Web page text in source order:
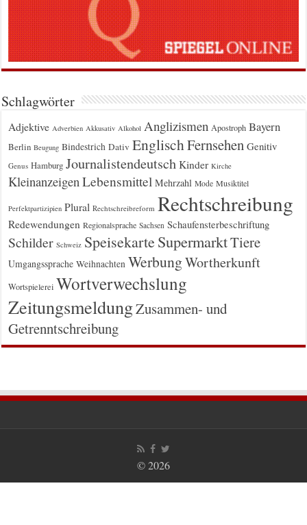
Schlagwörter
Adjektive Adverbien Akkusativ Alkohol Anglizismen Apostroph Bayern
Berlin Beugung Bindestrich Dativ EnglischFernsehen Genitiv
Genus Hamburg Journalistendeutsch Kinder Kirche
Kleinanzeigen Lebensmittel Mehrzahl Mode Musiktitel
Perfektpartizipien Plural Rechtschreibreform Rechtschreibung
Redewendungen Regionalsprache Sachsen Schaufensterbeschriftung
Schilder Schweiz Speisekarte SupermarktTiere
Umgangssprache Weihnachten WerbungWortherkunft
Wortspielerei Wortverwechslung
ZeitungsmeldungZusammen- und
Getrenntschreibung
© 2026